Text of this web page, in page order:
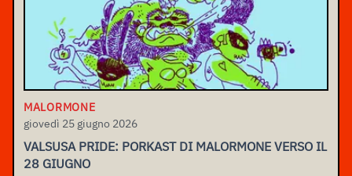
MALORMONE
giovedì 25 giugno 2026
VALSUSA PRIDE: PORKAST DI MALORMONE VERSO IL
28 GIUGNO